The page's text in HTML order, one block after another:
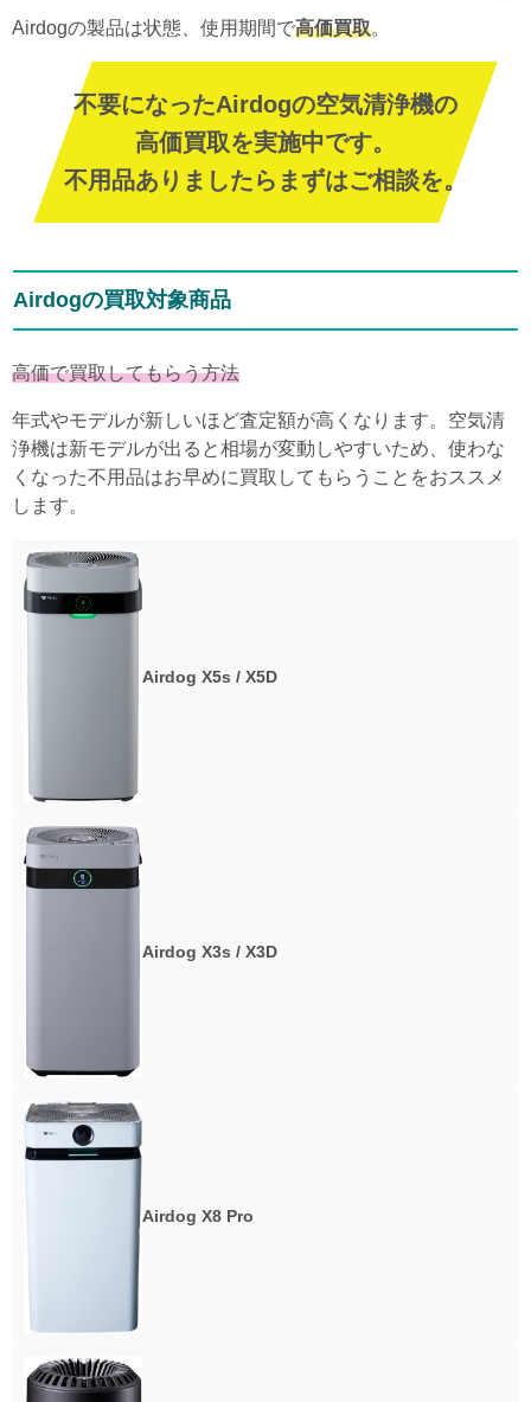
Airdogの製品は状態、使用期間で高価買取。
不要になったAirdogの空気清浄機の
高価買取を実施中です。
不用品ありましたらまずはご相談を。
Airdogの買取対象商品
高価で買取してもらう方法
年式やモデルが新しいほど査定額が高くなります。空気清
浄機は新モデルが出ると相場が変動しやすいため、使わな
くなった不用品はお早めに買取してもらうことをおススメ
します。
Airdog X5s / X5D
Airdog X3s / X3D
Airdog X8 Pro